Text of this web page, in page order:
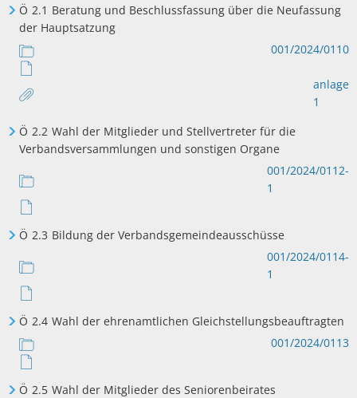
Ö 2.1 Beratung und Beschlussfassung über die Neufassung
der Hauptsatzung
001/2024/0110
anlage
1
Ö 2.2 Wahl der Mitglieder und Stellvertreter für die
Verbandsversammlungen und sonstigen Organe
001/2024/0112-
1
Ö 2.3 Bildung der Verbandsgemeindeausschüsse
001/2024/0114-
1
Ö 2.4 Wahl der ehrenamtlichen Gleichstellungsbeauftragten
001/2024/0113
Ö 2.5 Wahl der Mitglieder des Seniorenbeirates